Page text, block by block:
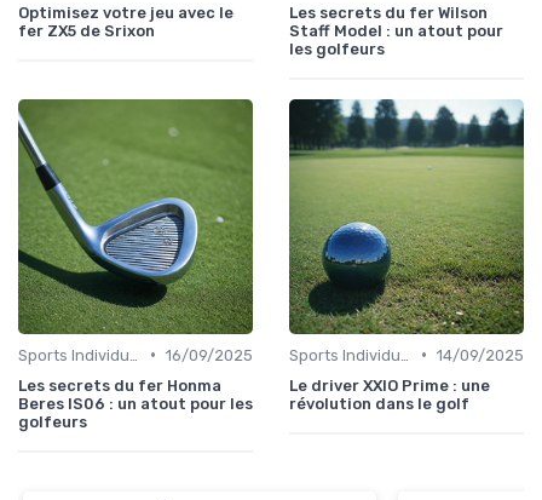
Optimisez votre jeu avec le
fer ZX5 de Srixon
Les secrets du fer Wilson
Staff Model : un atout pour
les golfeurs
• 16/09/2025
Les secrets du fer Honma
Beres IS06 : un atout pour les
golfeurs
• 14/09/2025
Le driver XXIO Prime : une
révolution dans le golf